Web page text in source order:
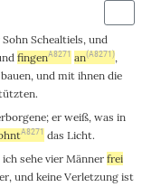
Sohn Schealtiels, und
fingenA8271 an(A8271),
bauen, und mitihnen die
.
; er weiß, was in
A8271 das Licht.
ich sehe vier Männer frei
, und keine Verletzung ist